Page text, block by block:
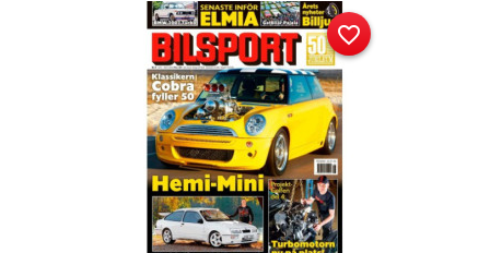
favorite_border